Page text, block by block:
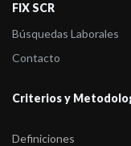
FIX SCR
Búsquedas Laborales
Contacto
Criterios y
Definiciones